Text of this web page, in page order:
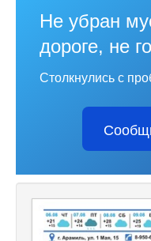
Не убран
дороге, не
Столкнулись с